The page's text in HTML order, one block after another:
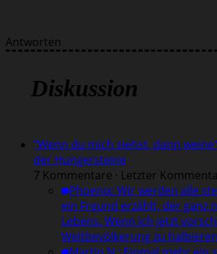
Antworten
Diskussion
"Wenn du mich siehst, dann
der Hungersteine
7 Kommentare · Letzter
Phoenix: Wir werden alle
ein Freund erzählt, der ganz
Lebens. Wenn ich jetzt
Weltbevölkerung zu